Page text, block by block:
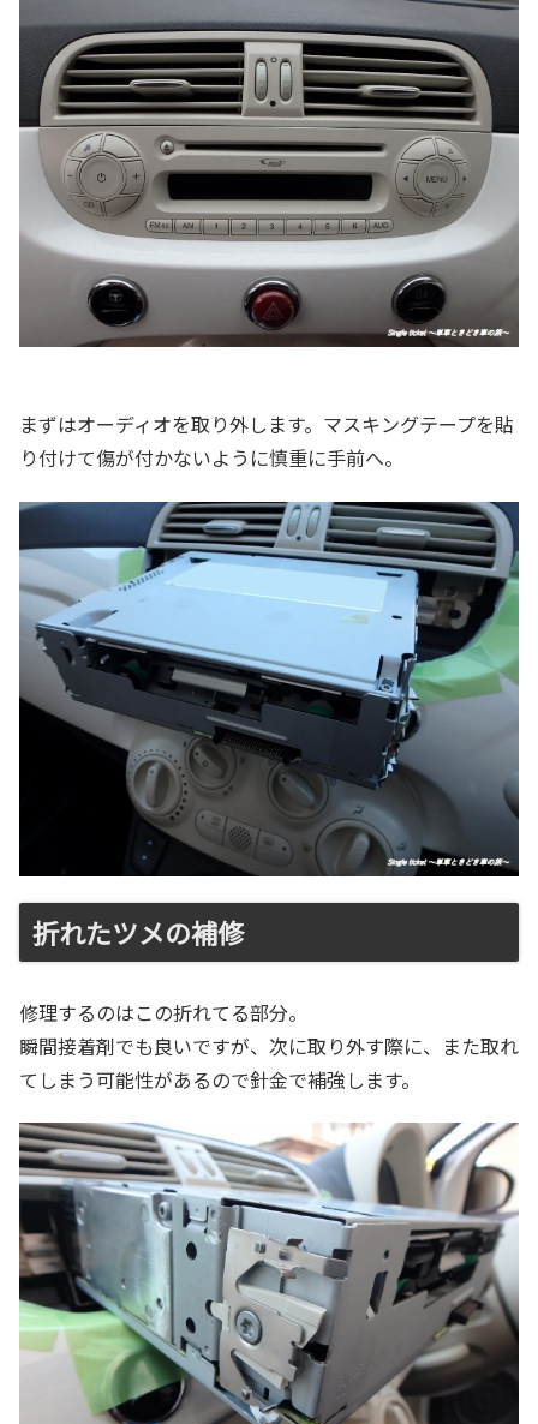
まずはオーディオを取り外します。マスキングテープを貼
り付けて傷が付かないように慎重に手前へ。
折れたツメの補修
修理するのはこの折れてる部分。
瞬間接着剤でも良いですが、次に取り外す際に、また取れ
てしまう可能性があるので針金で補強します。